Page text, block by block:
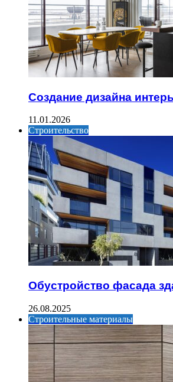
Создание дизайна
11.01.2026
Строительство
Обустройство фасада
26.08.2025
Строительные материалы